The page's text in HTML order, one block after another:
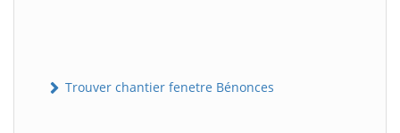
Trouver chantier fenetre Bénonces